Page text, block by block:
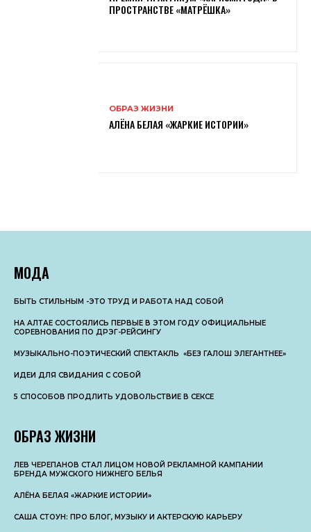
ПРОСТРАНСТВЕ «МАТРЁШКА»
ОБРАЗ ЖИЗНИ
АЛЁНА БЕЛАЯ «ЖАРКИЕ ИСТОРИИ»
МОДА
БЫТЬ СТИЛЬНЫМ -ЭТО ТРУД И РАБОТА НАД СОБОЙ
НА АЛТАЕ СОСТОЯЛИСЬ ПЕРВЫЕ В ЭТОМ ГОДУ ОФИЦИАЛЬНЫЕ
СОРЕВНОВАНИЯ ПО ДРЭГ-РЕЙСИНГУ
МУЗЫКАЛЬНО-ПОЭТИЧЕСКИЙ СПЕКТАКЛЬ «БЕЗ ГАЛОШ ЭЛЕГАНТНЕЕ»
ИДЕИ ДЛЯ СВИДАНИЯ С СОБОЙ
5 СПОСОБОВ ПРОДЛИТЬ УДОВОЛЬСТВИЕ В СЕКСЕ
ОБРАЗ ЖИЗНИ
ЛЕВ ЧЕРЕПАНОВ СТАЛ ЛИЦОМ НОВОЙ РЕКЛАМНОЙ КАМПАНИИ
БРЕНДА МУЖСКОГО НИЖНЕГО БЕЛЬЯ
АЛЁНА БЕЛАЯ «ЖАРКИЕ ИСТОРИИ»
САША СТОУН: ПРО БЛОГ, МУЗЫКУ И АКТЕРСКУЮ КАРЬЕРУ